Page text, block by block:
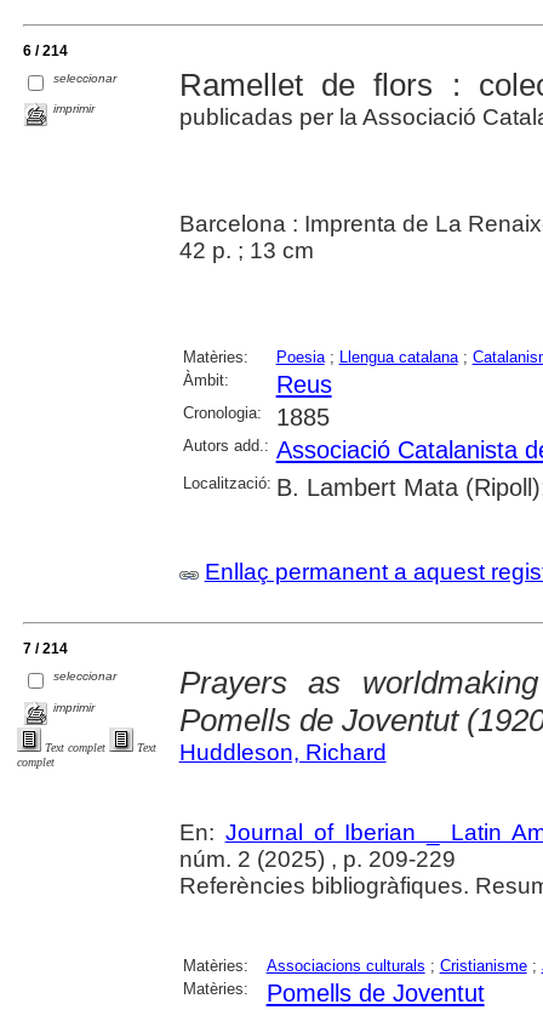
6 / 214
seleccionar
imprimir
Ramellet de flors :
publicadas per la Associació
Barcelona : Imprenta de La
42 p. ; 13 cm
Matèries: Poesia; Llengua catalana;
Àmbit:
Reus
Cronologia: 1885
Autors add.: Associació Catalanista
Localització: B. Lambert Mata
Enllaç permanent a aquest
7 / 214
seleccionar
imprimir
Text complet
Text
complet
Prayers as
Pomells de Joventut
Huddleson, Richard
En: Journal of Iberian _ Latin
núm. 2 (2025) , p. 209-229
Referències bibliogràfiques.
Matèries: Associacions culturals ; Cristianisme;
Matèries:
Pomells de Joventut